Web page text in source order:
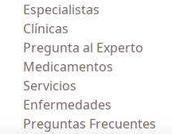
Especialistas
Clínicas
Pregunta al Experto
Medicamentos
Servicios
Enfermedades
Preguntas Frecuentes